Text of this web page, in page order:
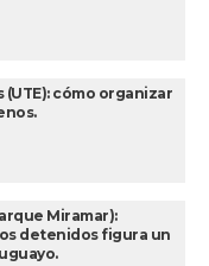
cómo organizar
Miramar):
detenidos figura un